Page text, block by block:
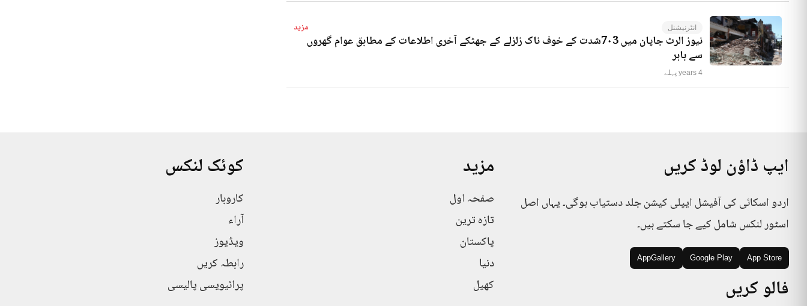
انٹرنیشنل مزید
نیوز الرٹ جاپان میں 7۰3شدت کے خوف ناک زلزلے کے جھٹکے آخری اطلاعات کے مطابق عوام گھروں
سے باہر
4 years پہلے
ایپ ڈاؤن لوڈ کریں
اردو اسکائی کی آفیشل ایپلی کیشن جلد دستیاب ہوگی۔ یہاں اصل
اسٹور لنکس شامل کیے جا سکتے ہیں۔
App Store
Google Play
AppGallery
فالو کریں
مزید
صفحہ اول
تازہ ترین
پاکستان
دنیا
کھیل
کوئک لنکس
کاروبار
آراء
ویڈیوز
رابطہ کریں
پرائیویسی پالیسی